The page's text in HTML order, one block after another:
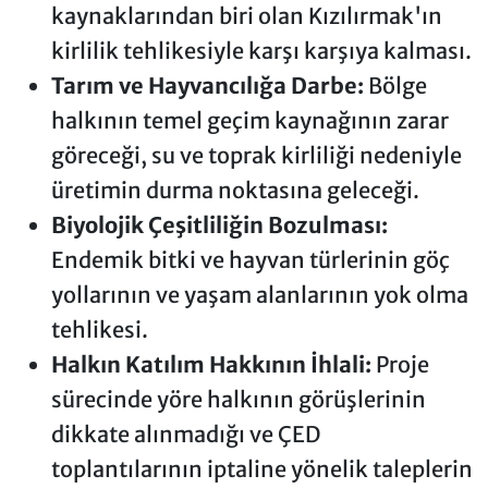
kaynaklarından biri olan Kızılırmak'ın
kirlilik tehlikesiyle karşı karşıya kalması.
Tarım ve Hayvancılığa Darbe: Bölge
halkının temel geçim kaynağının zarar
göreceği, su ve toprak kirliliği nedeniyle
üretimin durma noktasına geleceği.
Biyolojik Çeşitliliğin Bozulması:
Endemik bitki ve hayvan türlerinin göç
yollarının ve yaşam alanlarının yok olma
tehlikesi.
Halkın Katılım Hakkının İhlali: Proje
sürecinde yöre halkının görüşlerinin
dikkate alınmadığı ve ÇED
toplantılarının iptaline yönelik taleplerin